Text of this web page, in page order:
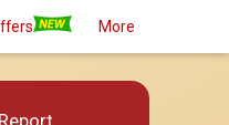
More